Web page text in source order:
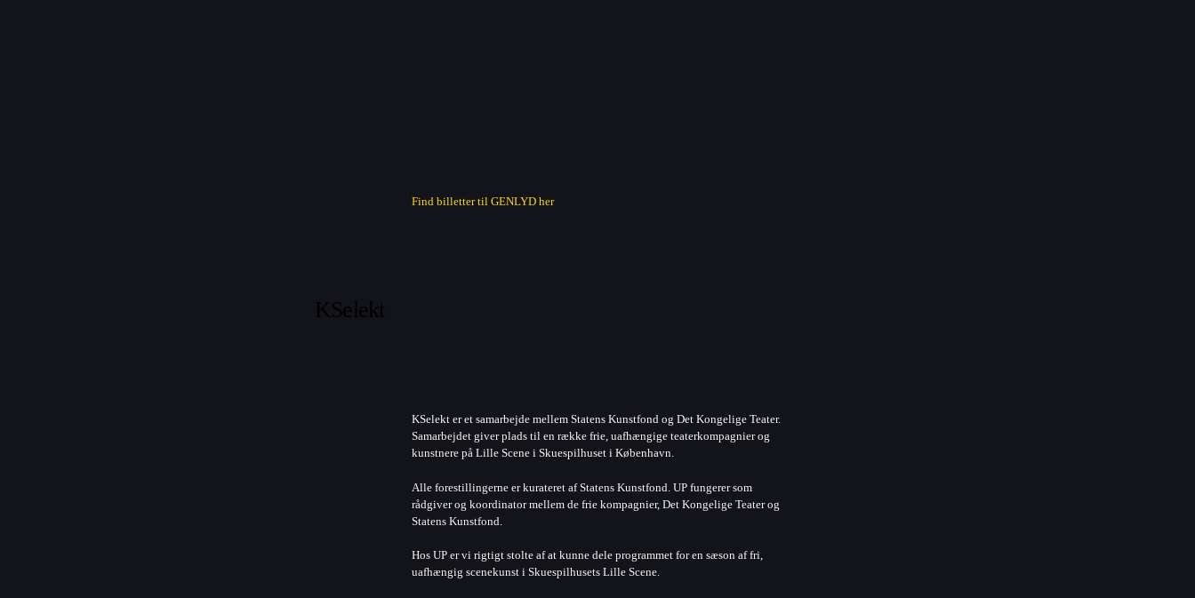
Find billetter til GENLYD her
KSelekt
KSelekt er et samarbejde mellem Statens Kunstfond og Det Kongelige Teater.
Samarbejdet giver plads til en række frie, uafhængige teaterkompagnier og
kunstnere på Lille Scene i Skuespilhuset i København.
Alle forestillingerne er kurateret af Statens Kunstfond. UP fungerer som
rådgiver og koordinator mellem de frie kompagnier, Det Kongelige Teater og
Statens Kunstfond.
Hos UP er vi rigtigt stolte af at kunne dele programmet for en sæson af fri,
uafhængig scenekunst i Skuespilhusets Lille Scene.